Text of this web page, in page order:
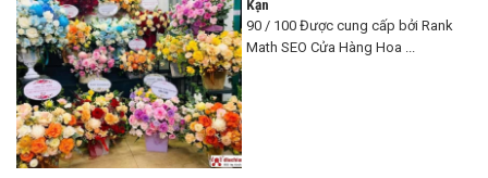
Kạn
90 / 100 Được cung cấp bởi Rank
Math SEO Cửa Hàng Hoa ...